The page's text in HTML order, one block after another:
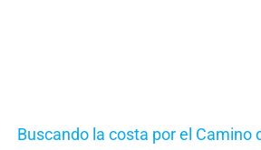
Buscando la costa por el Camino